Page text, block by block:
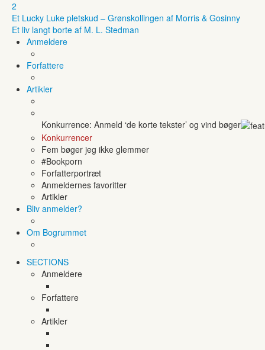
2
Et Lucky Luke pletskud – Grønskollingen af Morris & Gosinny
Et liv langt borte af M. L. Stedman
Anmeldere
Forfattere
Artikler
Konkurrence: Anmeld ‘de korte tekster’ og vind bøger
Konkurrencer
Fem bøger jeg ikke glemmer
#Bookporn
Forfatterportræt
Anmeldernes favoritter
Artikler
Bliv anmelder?
Om Bogrummet
SECTIONS
Anmeldere
Forfattere
Artikler